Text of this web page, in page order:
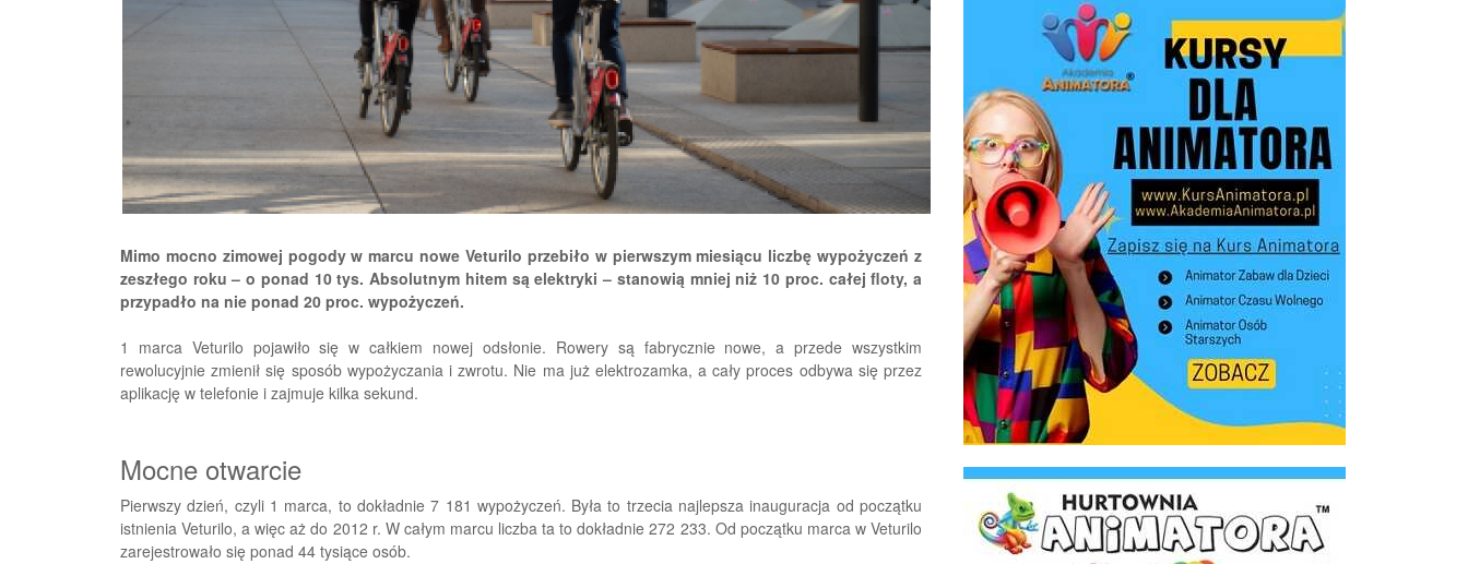
Mimo mocno zimowej pogody w marcu nowe Veturilo przebiło w pierwszym miesiącu liczbę wypożyczeń z
zeszłego roku – o ponad 10 tys. Absolutnym hitem są elektryki – stanowią mniej niż 10 proc. całej floty, a
przypadło na nie ponad 20 proc. wypożyczeń.
1 marca Veturilo pojawiło się w całkiem nowej odsłonie. Rowery są fabrycznie nowe, a przede wszystkim
rewolucyjnie zmienił się sposób wypożyczania i zwrotu. Nie ma już elektrozamka, a cały proces odbywa się przez
aplikację w telefonie i zajmuje kilka sekund.
Mocne otwarcie
Pierwszy dzień, czyli 1 marca, to dokładnie 7 181 wypożyczeń. Była to trzecia najlepsza inauguracja od początku
istnienia Veturilo, a więc aż do 2012 r. W całym marcu liczba ta to dokładnie 272 233. Od początku marca w Veturilo
zarejestrowało się ponad 44 tysiące osób.